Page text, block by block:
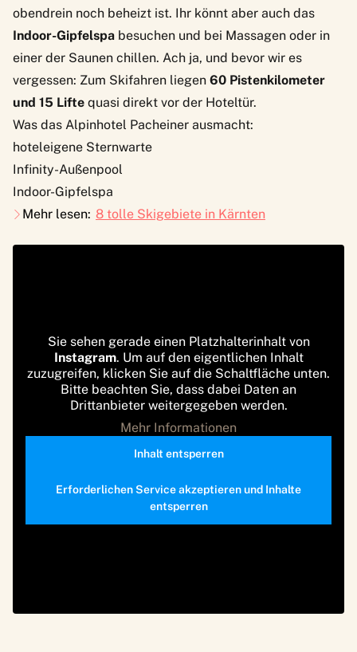
obendrein noch beheizt ist. Ihr könnt aber auch das
Indoor-Gipfelspa besuchen und bei Massagen oder in
einer der Saunen chillen. Ach ja, und bevor wir es
vergessen: Zum Skifahren liegen 60 Pistenkilometer
und 15 Lifte quasi direkt vor der Hoteltür.
Was das Alpinhotel Pacheiner ausmacht:
hoteleigene Sternwarte
Infinity-Außenpool
Indoor-Gipfelspa
Mehr lesen: 8 tolle Skigebiete in Kärnten
Sie sehen gerade einen Platzhalterinhalt von
Instagram. Um auf den eigentlichen Inhalt
zuzugreifen, klicken Sie auf die Schaltfläche unten.
Bitte beachten Sie, dass dabei Daten an
Drittanbieter weitergegeben werden.
Mehr Informationen
Inhalt entsperren
Erforderlichen Service akzeptieren und Inhalte
entsperren